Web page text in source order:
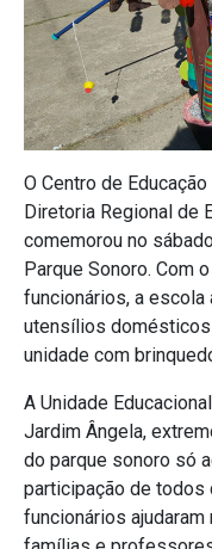
O Centro de
Diretoria Regional de
comemorou no
Parque Sonoro. Com
funcionários, a
utensílios domésticos
unidade com
A Unidade
Jardim Ângela,
do parque sonoro só
participação de todos
funcionários